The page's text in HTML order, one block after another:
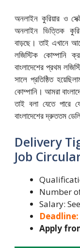
অনলাইন কুরিয়ার ও
অনলাইন ভিত্তিক
বাড়ছে। তাই এখানে
লজিস্টিক কোম্পানি
বাংলাদেশের প্রথম
সালে প্রতিষ্ঠিত
কোম্পানি। আমরা
তাই বলা যেতে পারে
বাংলাদেশের দ্রুততম
Delivery
Job
Number
Salary:
Apply